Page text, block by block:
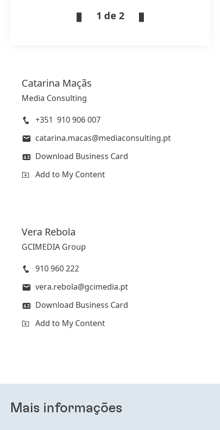
1 de 2
Catarina Maçãs
Media Consulting
+351 910 906 007
catarina.macas@mediaconsulting.pt
Download Business Card
Add to My Content
Vera Rebola
GCIMEDIA Group
910 960 222
vera.rebola@gcimedia.pt
Download Business Card
Add to My Content
Mais informações